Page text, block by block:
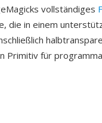
vollständiges
die in einem
Primitiv für